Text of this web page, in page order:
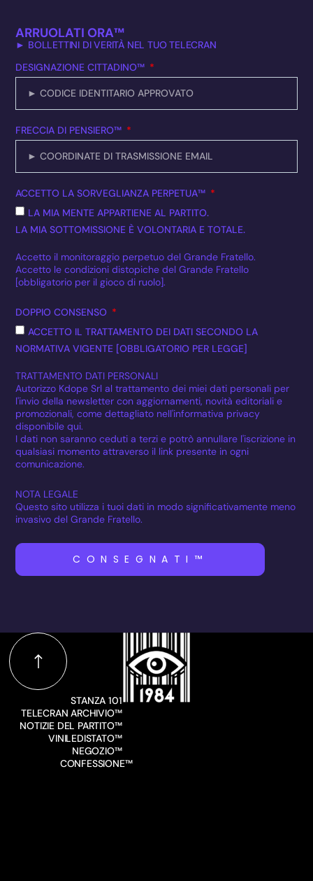
ARRUOLATI ORA™
► BOLLETTINI DI VERITÀ NEL TUO TELECRAN
DESIGNAZIONE CITTADINO™
FRECCIA DI PENSIERO™
ACCETTO LA SORVEGLIANZA PERPETUA™
LA MIA MENTE APPARTIENE AL PARTITO.
LA MIA SOTTOMISSIONE È VOLONTARIA E TOTALE.
Accetto il monitoraggio perpetuo del Grande Fratello.
Accetto le condizioni distopiche del Grande Fratello
[obbligatorio per il gioco di ruolo].
DOPPIO CONSENSO
ACCETTO IL TRATTAMENTO DEI DATI SECONDO LA
NORMATIVA VIGENTE [OBBLIGATORIO PER LEGGE]
TRATTAMENTO DATI PERSONALI
Autorizzo Kdope Srl al trattamento dei miei dati personali per
l'invio della newsletter con aggiornamenti, novità editoriali e
promozionali, come dettagliato nell'informativa privacy
disponibile qui.
I dati non saranno ceduti a terzi e potrò annullare l'iscrizione in
qualsiasi momento attraverso il link presente in ogni
comunicazione.
NOTA LEGALE
Questo sito utilizza i tuoi dati in modo significativamente meno
invasivo del Grande Fratello.
CONSEGNATI™
STANZA 101
TELECRAN ARCHIVIO™
NOTIZIE DEL PARTITO™
VINILEDISTATO™
NEGOZIO™
CONFESSIONE™